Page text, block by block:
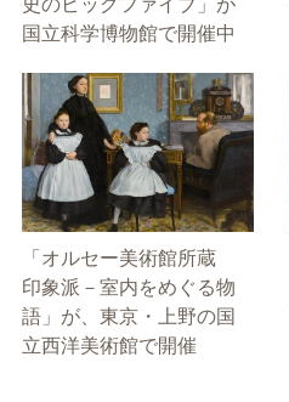
国立科学博物館で開催中
「オルセー美術館所蔵
印象派－室内をめぐる物
語」が、東京・上野の国
立西洋美術館で開催